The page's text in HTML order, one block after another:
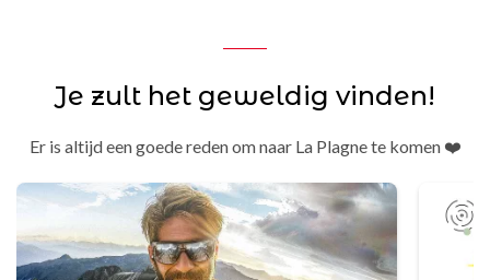
Je zult het geweldig vinden!
Er is altijd een goede reden om naar La Plagne te komen ❤️